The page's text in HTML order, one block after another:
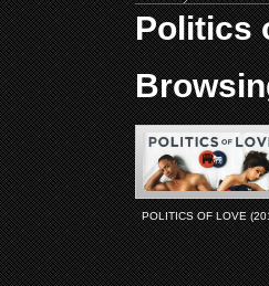
Politics
POLITICS OF LOVE